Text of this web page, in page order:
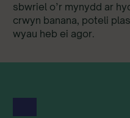
sbwriel o’r mynydd ar
crwyn banana, poteli
wyau heb ei agor.